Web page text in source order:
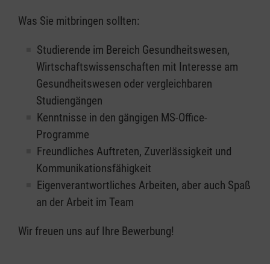
Was Sie mitbringen sollten:
Studierende im Bereich Gesundheitswesen,
Wirtschaftswissenschaften mit Interesse am
Gesundheitswesen oder vergleichbaren
Studiengängen
Kenntnisse in den gängigen MS-Office-
Programme
Freundliches Auftreten, Zuverlässigkeit und
Kommunikationsfähigkeit
Eigenverantwortliches Arbeiten, aber auch Spaß
an der Arbeit im Team
Wir freuen uns auf Ihre Bewerbung!